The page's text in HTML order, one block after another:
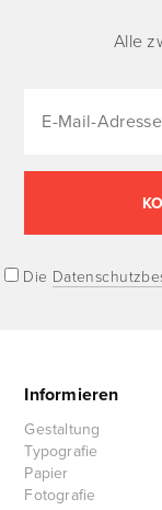
Alle
Die
Informieren
Gestaltung
Typografie
Papier
Fotografie